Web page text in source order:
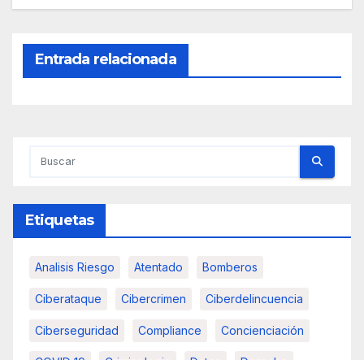
Entrada relacionada
Etiquetas
Analisis Riesgo Atentado Bomberos
Ciberataque Cibercrimen Ciberdelincuencia
Ciberseguridad Compliance Concienciación